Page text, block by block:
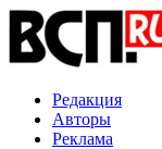
Редакция
Авторы
Реклама